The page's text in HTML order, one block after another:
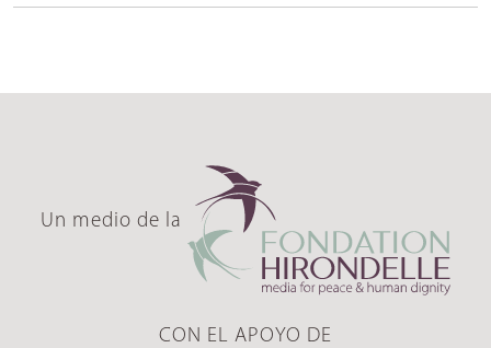
Un medio de la
CON EL APOYO DE